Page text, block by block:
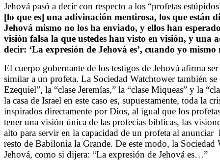
Jehová pasó a decir con respecto a los “profetas
[lo que es] una adivinación mentirosa, los que están
Jehová mismo no los ha enviado, y ellos han
visión falsa la que ustedes han visto en visión, y
decir: ‘La expresión de Jehová es’, cuando yo
El cuerpo gobernante de los testigos de Jehová afirma
similar a un profeta. La Sociedad Watchtower también
Ezequiel”, la “clase Jeremías,” la “clase Miqueas” y la
la casa de Israel en este caso es, supuestamente, toda la
inspirados directamente por Dios, al igual que los
tener una visión única de las profecías bíblicas, las
alto para servir en la capacidad de un profeta al anunciar
resto de Babilonia la Grande. De este modo, la
Jehová, como si dijera: “La expresión de Jehová es…”